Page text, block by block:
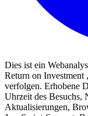
Dies ist ein
Return on Investment
verfolgen. Erhobene
Uhrzeit des Besuchs,
Aktualisierungen,